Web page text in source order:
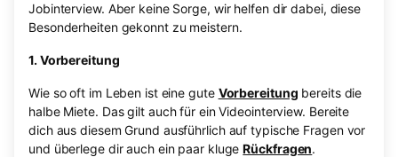
Jobinterview. Aber keine Sorge, wir helfen dir dabei, diese
Besonderheiten gekonnt zu meistern.
1. Vorbereitung
Wie so oft im Leben ist eine gute Vorbereitung bereits die
halbe Miete. Das gilt auch für ein Videointerview. Bereite
dich aus diesem Grund ausführlich auf typische Fragen vor
und überlege dir auch ein paar klugeRückfragen.